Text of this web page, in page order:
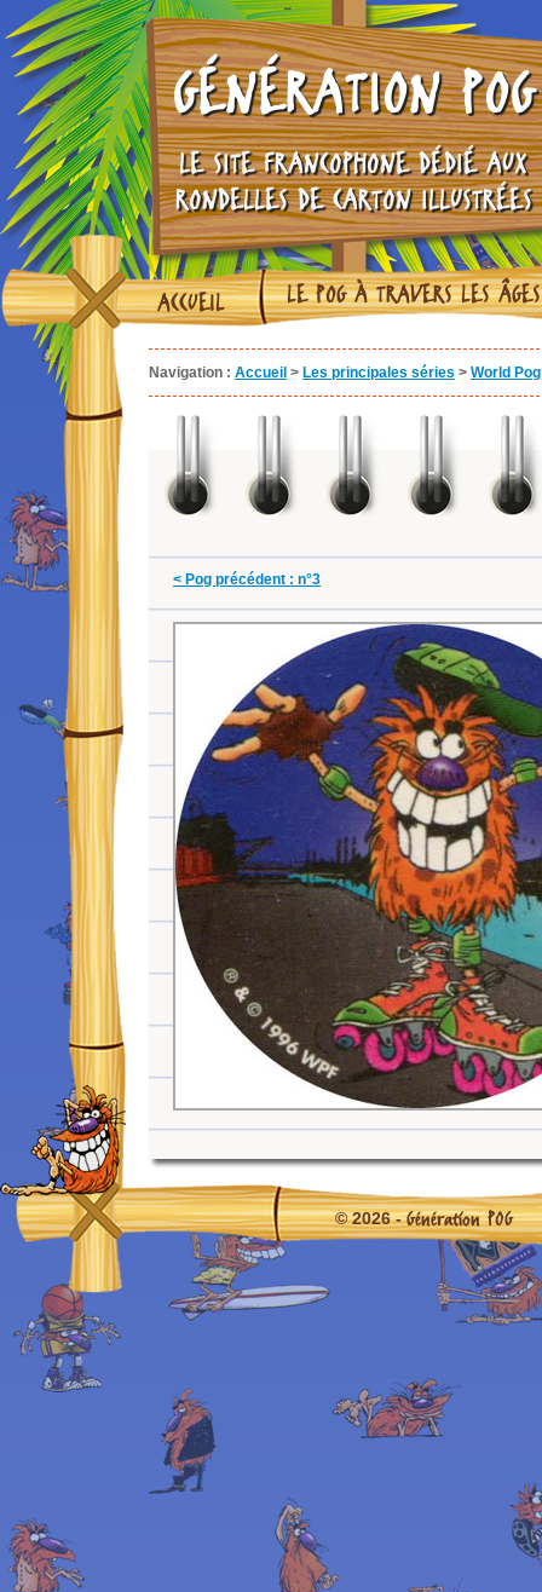
GÉNÉRATION POG
LE SITE FRANCOPHONE DÉDIÉ AUX
RONDELLES DE CARTON ILLUSTRÉES
ACCUEIL LE POG À TRAVERS LES ÂGES
Navigation : Accueil > Les principales séries > World
< Pog précédent : n°3
© 2026 -Génération POG